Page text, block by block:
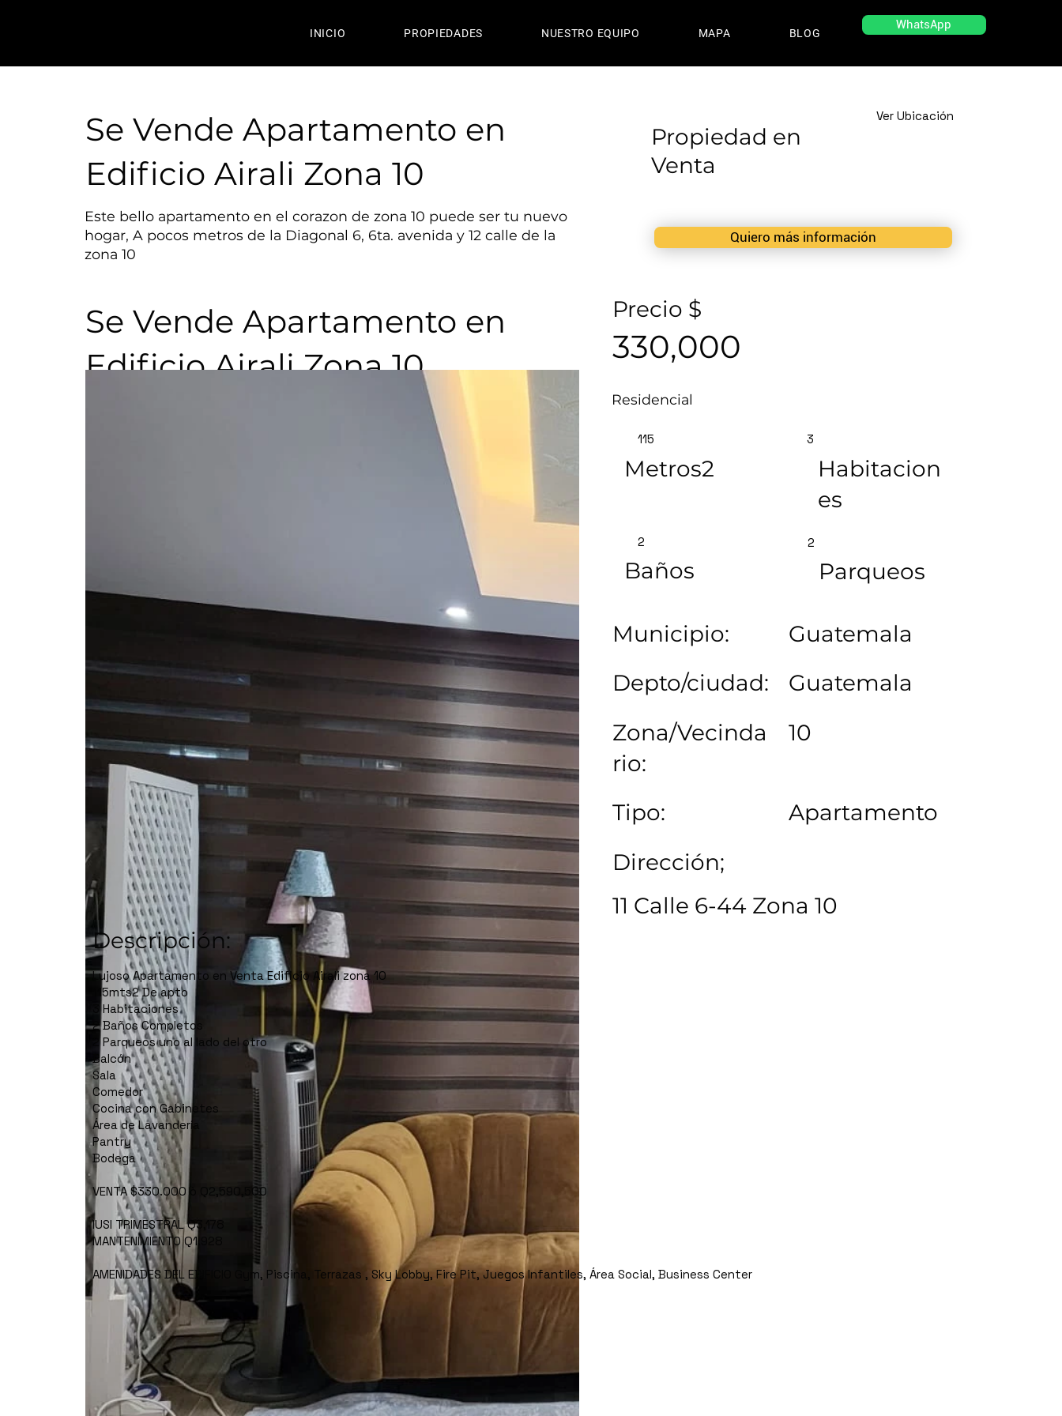
INICIO PROPIEDADES NUESTRO EQUIPO MAPA BLOG
WhatsApp
Se Vende Apartamento en
Edificio Airali Zona 10
Este bello apartamento en el corazon de zona 10 puede ser tu nuevo
hogar, A pocos metros de la Diagonal 6, 6ta. avenida y 12 calle de la
zona 10
Propiedad en
Venta
Quiero más información
Ver Ubicación
Se Vende Apartamento en
Edificio Airali Zona 10
Precio $
330,000
Residencial
115
Metros2
3
Habitacion
es
2
Baños
2
Parqueos
Municipio:
Guatemala
Depto/ciudad:
Guatemala
Zona/Vecinda
rio:
10
Tipo:
Apartamento
Dirección;
11 Calle 6-44 Zona 10
Descripción:
Lujoso Apartamento en Venta Edificio Airali zona 10
115mts2 De apto
3 Habitaciones
2 Baños Completos
2 Parqueos uno al lado del otro
Balcón
Sala
Comedor
Cocina con Gabinetes
Área de Lavandería
Pantry
Bodega
VENTA $330.000 ò Q2,590,500
IUSI TRIMESTRAL Q3,178
MANTENIMIENTO Q1.928
AMENIDADES DEL EDIFICIO Gym, Piscina, Terrazas , Sky Lobby, Fire Pit, Juegos Infantiles, Área Social, Business Center